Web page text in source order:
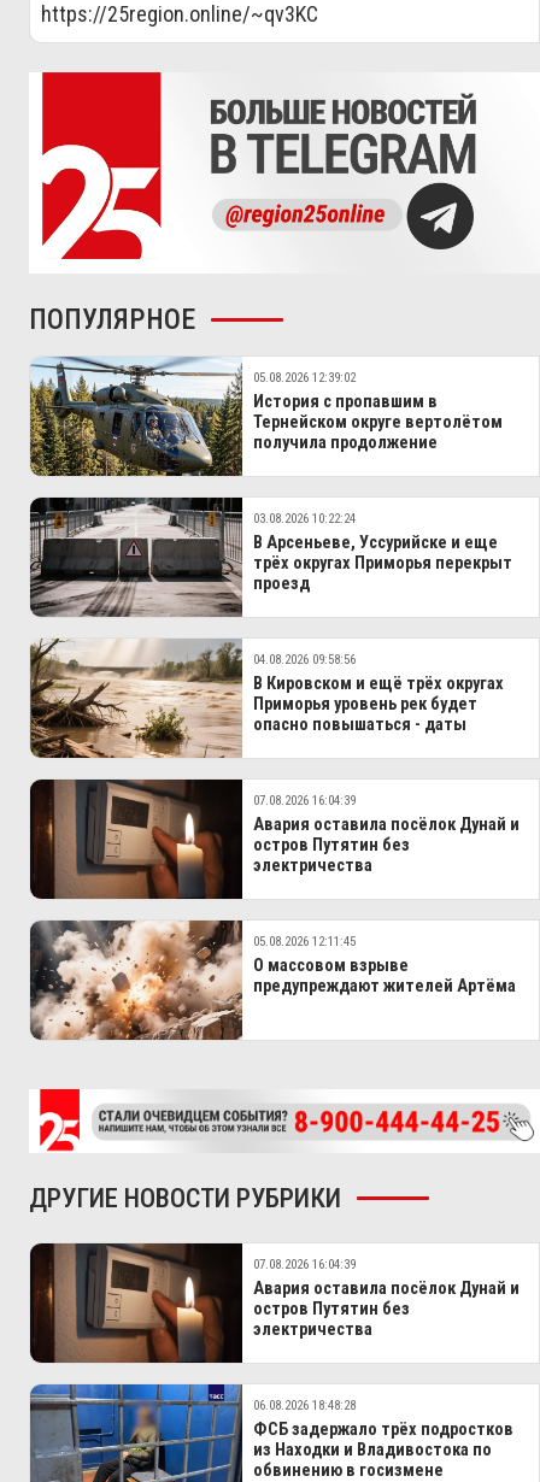
https://25region.online/~qv3KC
ПОПУЛЯРНОЕ
05.08.2026 12:39:02
История с пропавшим в
Тернейском округе вертолётом
получила продолжение
03.08.2026 10:22:24
В Арсеньеве, Уссурийске и еще
трёх округах Приморья перекрыт
проезд
04.08.2026 09:58:56
В Кировском и ещё трёх округах
Приморья уровень рек будет
опасно повышаться - даты
07.08.2026 16:04:39
Авария оставила посёлок Дунай и
остров Путятин без
электричества
05.08.2026 12:11:45
О массовом взрыве
предупреждают жителей Артёма
ДРУГИЕ НОВОСТИ РУБРИКИ
07.08.2026 16:04:39
Авария оставила посёлок Дунай и
остров Путятин без
электричества
06.08.2026 18:48:28
ФСБ задержало трёх подростков
из Находки и Владивостока по
обвинению в госизмене